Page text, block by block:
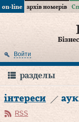
on-line архів номерів
Войти
разделы
інтереси
RSS